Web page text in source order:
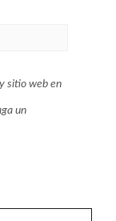
sitio web en
un